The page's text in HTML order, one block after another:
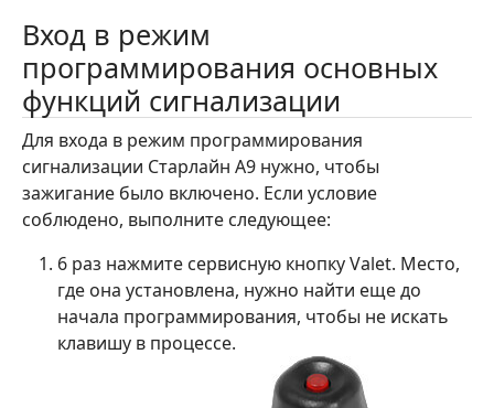
Вход в режим
программирования основных
функций сигнализации
Для входа в режим программирования
сигнализации Старлайн А9 нужно, чтобы
зажигание было включено. Если условие
соблюдено, выполните следующее:
6 раз нажмите сервисную кнопку Valet. Место,
где она установлена, нужно найти еще до
начала программирования, чтобы не искать
клавишу в процессе.